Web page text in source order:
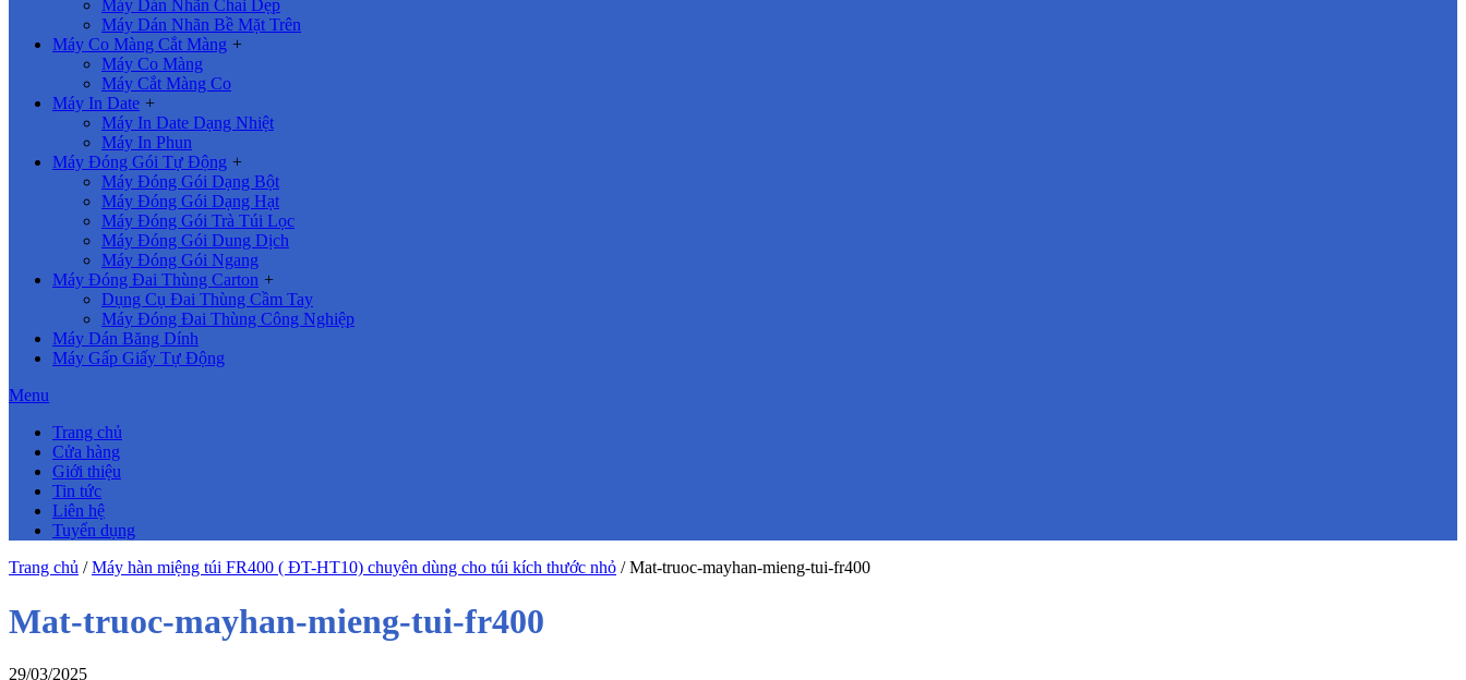
Máy Dán Nhãn Chai Dẹp
Máy Dán Nhãn Bề Mặt Trên
Máy Co Màng Cắt Màng +
Máy Co Màng
Máy Cắt Màng Co
Máy In Date +
Máy In Date Dạng Nhiệt
Máy In Phun
Máy Đóng Gói Tự Động +
Máy Đóng Gói Dạng Bột
Máy Đóng Gói Dạng Hạt
Máy Đóng Gói Trà Túi Lọc
Máy Đóng Gói Dung Dịch
Máy Đóng Gói Ngang
Máy Đóng Đai Thùng Carton +
Dụng Cụ Đai Thùng Cầm Tay
Máy Đóng Đai Thùng Công Nghiệp
Máy Dán Băng Dính
Máy Gấp Giấy Tự Động
Menu
Trang chủ
Cửa hàng
Giới thiệu
Tin tức
Liên hệ
Tuyển dụng
Trang chủ /Máy hàn miệng túi FR400 ( ĐT-HT10) chuyên dùng cho túi kích thước nhỏ /Mat-truoc-mayhan-mieng-tui-fr400
Mat-truoc-mayhan-mieng-tui-fr400
29/03/2025